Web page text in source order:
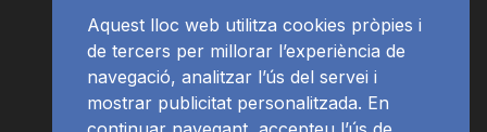
Aquest lloc web utilitza cookies pròpies i
de tercers per millorar l’experiència de
navegació, analitzar l’ús del servei i
mostrar publicitat personalitzada. En